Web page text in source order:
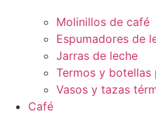
Molinillos de café
Espumadores de
Jarras de leche
Termos y botellas
Vasos y tazas
Café